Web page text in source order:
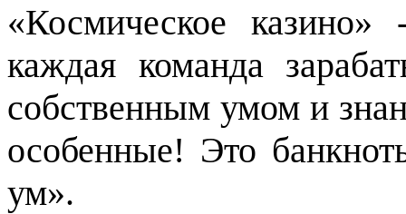
«Космическое
каждая команда
собственным умом и
особенные! Это
ум».